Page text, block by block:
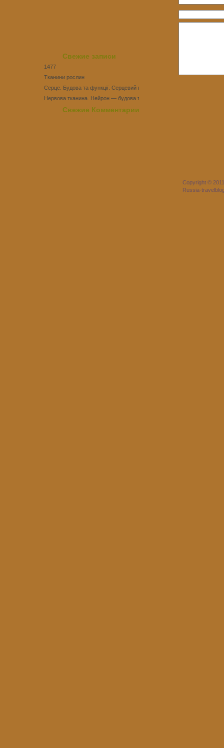
Свежие записи
1477
Тканини рослин
Серце. Будова та функції. Серцевий цикл
Нервова тканина. Нейрон — будова та функції
Тест Епітеліальні тканини
Свежие Комментарии
Copyright ©
Russia-